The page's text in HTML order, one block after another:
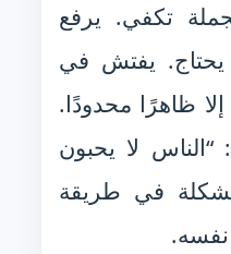
تكفي. يرفع
يحتاج. يفتش في
ظاهرًا محدودًا.
“الناس لا يحبون
في طريقة
نفسه.